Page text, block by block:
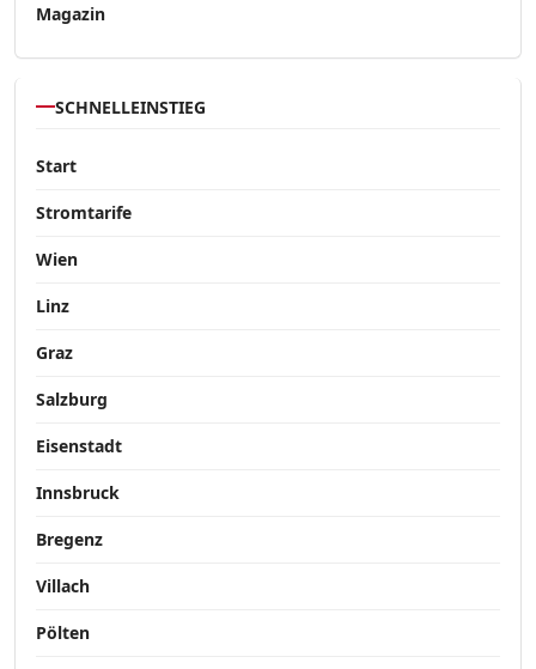
Magazin
SCHNELLEINSTIEG
Start
Stromtarife
Wien
Linz
Graz
Salzburg
Eisenstadt
Innsbruck
Bregenz
Villach
Pölten